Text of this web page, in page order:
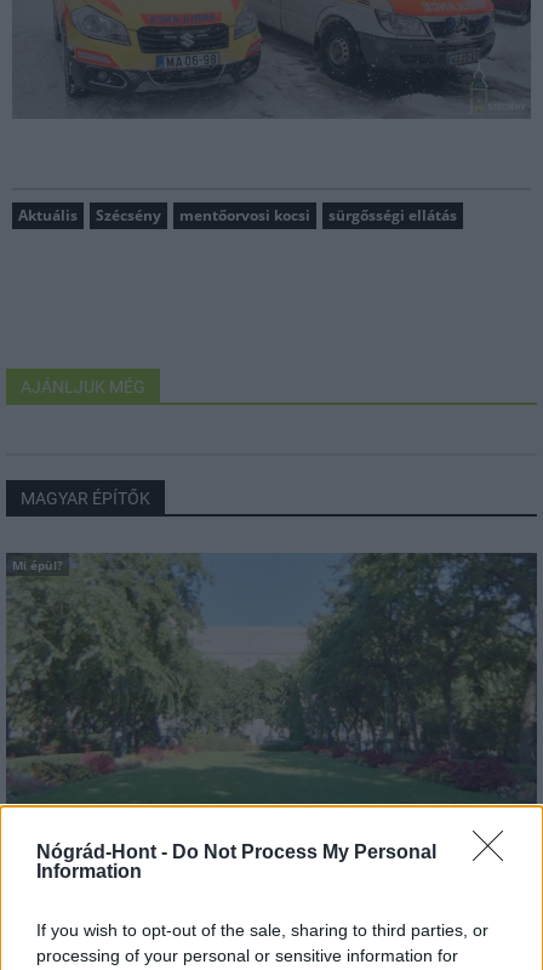
Nógrád-Hont - Do Not Process My Personal
Information
If you wish to opt-out of the sale, sharing to third parties, or
processing of your personal or sensitive information for
Aktuális Szécsény mentőorvosi kocsi sürgősségi ellátás
AJÁNLJUK MÉG
MAGYAR ÉPÍTŐK
Mi épül?
Belváros-Lipótváros
Újragondolják Lipótváros rejtett, zöld parkját